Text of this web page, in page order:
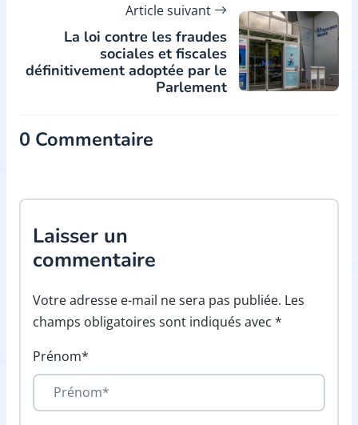
Article suivant
La loi contre les fraudes
sociales et fiscales
définitivement adoptée par le
Parlement
0 Commentaire
Laisser un
commentaire
Votre adresse e-mail ne sera pas publiée. Les
champs obligatoires sont indiqués avec *
Prénom*